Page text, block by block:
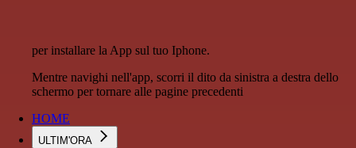
per installare la App sul tuo Iphone.
Mentre navighi nell'app, scorri il dito da sinistra a destra dello
schermo per tornare alle pagine precedenti
HOME
ULTIM'ORA